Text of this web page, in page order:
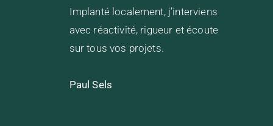
Implanté localement, j’interviens
avec réactivité, rigueur et écoute
sur tous vos projets.
Paul Sels